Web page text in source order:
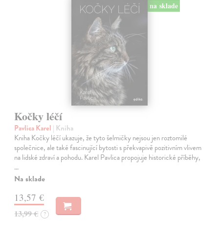
na sklade
Kočky léčí
Pavlica Karel | Kniha
Kniha Kočky léčí ukazuje, že tyto šelmičky nejsou jen roztomilé
společnice, ale také fascinující bytosti s překvapivě pozitivním vlivem
na lidské zdraví a pohodu. Karel Pavlica propojuje historické příběhy,
…
Na sklade
13,57 €
13,99 € ?